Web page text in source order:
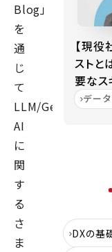
Blog」
を
通
じ
て
LLM/Generative
AI
に
関
す
る
さ
ま
【現役
ストと
要なス
デー
DXの基